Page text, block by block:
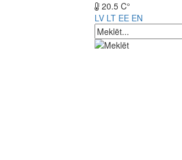
20.5 C°
LV LT EE EN